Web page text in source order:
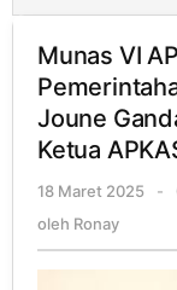
Munas VI
Joune
Ketua
18 Maret 2025 -
oleh Ronay